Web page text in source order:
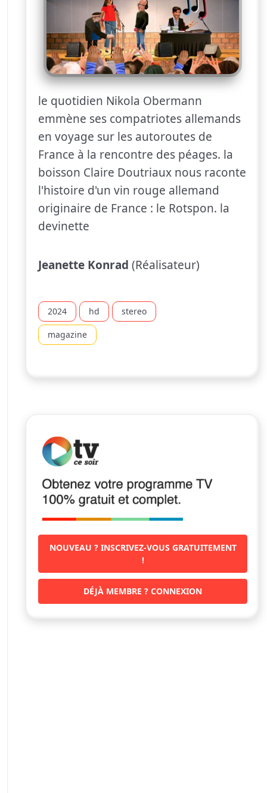
le quotidien Nikola Obermann
emmène ses compatriotes allemands
en voyage sur les autoroutes de
France à la rencontre des péages. la
boisson Claire Doutriaux nous raconte
l'histoire d'un vin rouge allemand
originaire de France : le Rotspon. la
devinette
Jeanette Konrad (Réalisateur)
2024 hd stereo
magazine
NOUVEAU ? INSCRIVEZ-VOUS GRATUITEMENT
!
DÉJÀ MEMBRE ? CONNEXION